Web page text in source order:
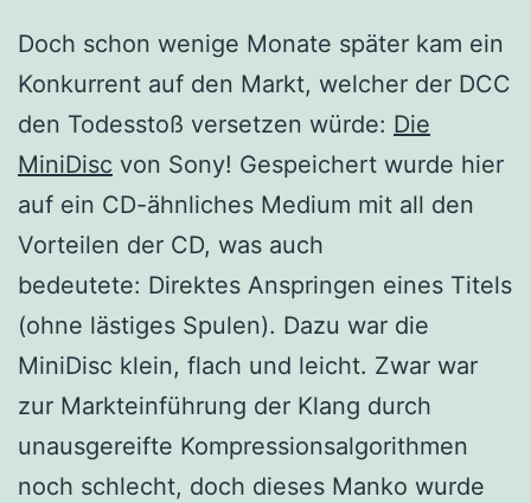
Doch schon wenige Monate später kam ein
Konkurrent auf den Markt, welcher der DCC
den Todesstoß versetzen würde: Die
MiniDisc von Sony! Gespeichert wurde hier
auf ein CD-ähnliches Medium mit all den
Vorteilen der CD, was auch
bedeutete: Direktes Anspringen eines Titels
(ohne lästiges Spulen). Dazu war die
MiniDisc klein, flach und leicht. Zwar war
zur Markteinführung der Klang durch
unausgereifte Kompressionsalgorithmen
noch schlecht, doch dieses Manko wurde